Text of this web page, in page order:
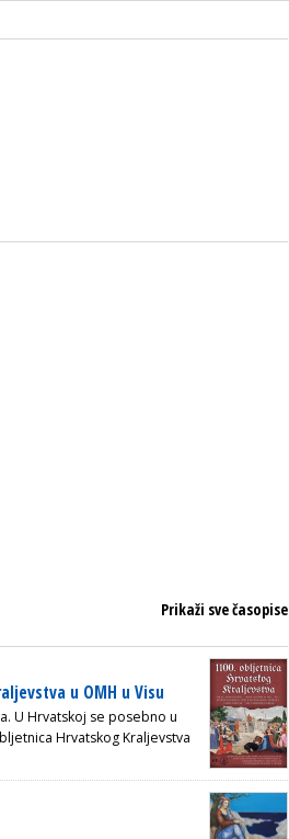
Prikaži sve časopise
u OMH u Visu
U Hrvatskoj se posebno u
Hrvatskog Kraljevstva